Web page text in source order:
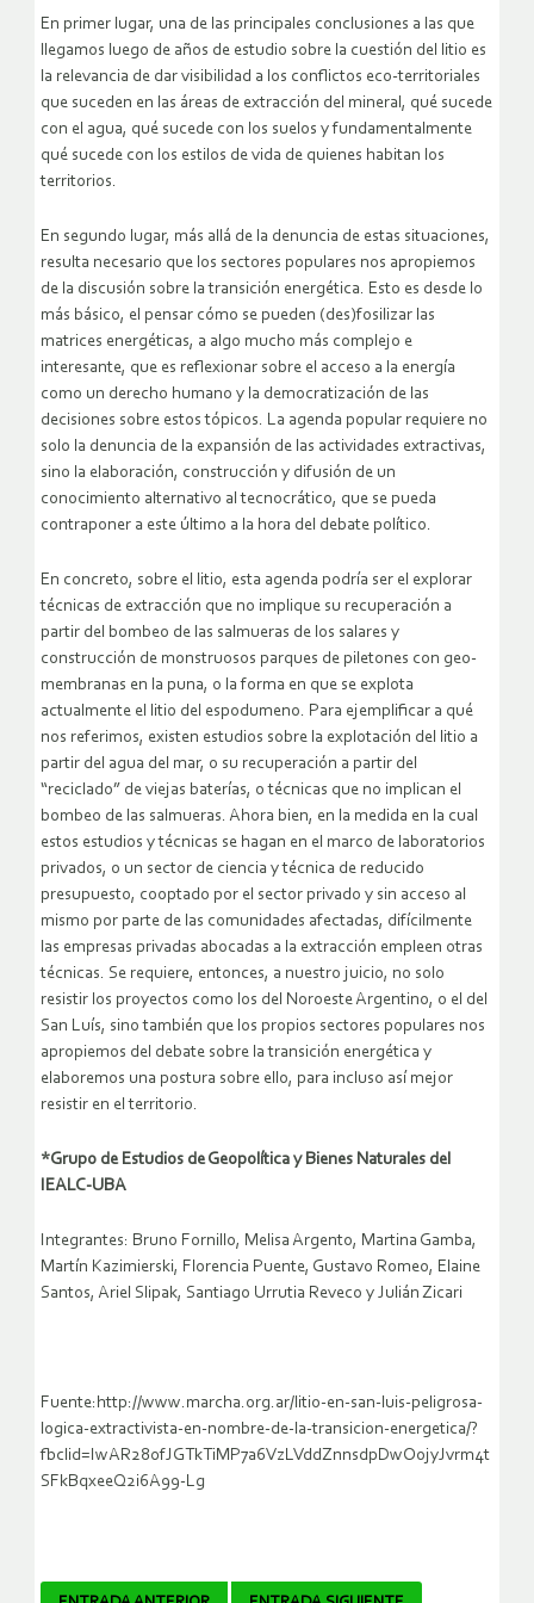
En primer lugar, una de las principales conclusiones a las que
llegamos luego de años de estudio sobre la cuestión del litio es
la relevancia de dar visibilidad a los conflictos eco-territoriales
que suceden en las áreas de extracción del mineral, qué sucede
con el agua, qué sucede con los suelos y fundamentalmente
qué sucede con los estilos de vida de quienes habitan los
territorios.
En segundo lugar, más allá de la denuncia de estas situaciones,
resulta necesario que los sectores populares nos apropiemos
de la discusión sobre la transición energética. Esto es desde lo
más básico, el pensar cómo se pueden (des)fosilizar las
matrices energéticas, a algo mucho más complejo e
interesante, que es reflexionar sobre el acceso a la energía
como un derecho humano y la democratización de las
decisiones sobre estos tópicos. La agenda popular requiere no
solo la denuncia de la expansión de las actividades extractivas,
sino la elaboración, construcción y difusión de un
conocimiento alternativo al tecnocrático, que se pueda
contraponer a este último a la hora del debate político.
En concreto, sobre el litio, esta agenda podría ser el explorar
técnicas de extracción que no implique su recuperación a
partir del bombeo de las salmueras de los salares y
construcción de monstruosos parques de piletones con geo-
membranas en la puna, o la forma en que se explota
actualmente el litio del espodumeno. Para ejemplificar a qué
nos referimos, existen estudios sobre la explotación del litio a
partir del agua del mar, o su recuperación a partir del
“reciclado” de viejas baterías, o técnicas que no implican el
bombeo de las salmueras. Ahora bien, en la medida en la cual
estos estudios y técnicas se hagan en el marco de laboratorios
privados, o un sector de ciencia y técnica de reducido
presupuesto, cooptado por el sector privado y sin acceso al
mismo por parte de las comunidades afectadas, difícilmente
las empresas privadas abocadas a la extracción empleen otras
técnicas. Se requiere, entonces, a nuestro juicio, no solo
resistir los proyectos como los del Noroeste Argentino, o el del
San Luís, sino también que los propios sectores populares nos
apropiemos del debate sobre la transición energética y
elaboremos una postura sobre ello, para incluso así mejor
resistir en el territorio.
*Grupo de Estudios de Geopolítica y Bienes Naturales del
IEALC-UBA
Integrantes: Bruno Fornillo, Melisa Argento, Martina Gamba,
Martín Kazimierski, Florencia Puente, Gustavo Romeo, Elaine
Santos, Ariel Slipak, Santiago Urrutia Reveco y Julián Zicari
Fuente:http://www.marcha.org.ar/litio-en-san-luis-peligrosa-
logica-extractivista-en-nombre-de-la-transicion-energetica/?
fbclid=IwAR280fJGTkTiMP7a6VzLVddZnnsdpDwOojyJvrm4t
SFkBqxeeQ2i6A99-Lg